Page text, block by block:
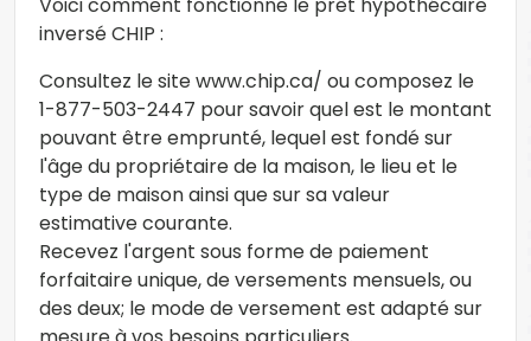
inversé CHIP :
Consultez le site www.chip.ca/ ou composez le
1-877-503-2447 pour savoir quel est le montant
pouvant être emprunté, lequel est fondé sur
l'âge du propriétaire de la maison, le lieu et le
type de maison ainsi que sur sa valeur
estimative courante.
Recevez l'argent sous forme de paiement
forfaitaire unique, de versements mensuels, ou
des deux; le mode de versement est adapté sur